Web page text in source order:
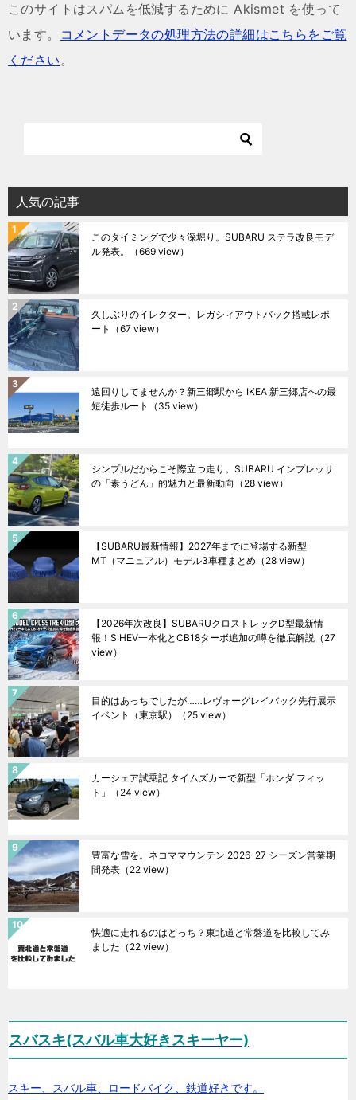
このサイトはスパムを低減するために Akismet を使って
います。
コメントデータの処理方法の詳細はこちらをご覧
ください。
人気の記事
このタイミングで少々深堀り。SUBARU ステラ改良モデ
ル発表。
（669 view）
久しぶりのイレクター。レガシィアウトバック搭載レポ
ート
（67 view）
遠回りしてませんか？新三郷駅から IKEA 新三郷店への最
短徒歩ルート
（35 view）
シンプルだからこそ際立つ走り。SUBARU インプレッサ
の「素うどん」的魅力と最新動向 （28 view）
【SUBARU最新情報】2027年までに登場する新型
MT（マニュアル）モデル3車種まとめ （28 view）
【2026年次改良】SUBARUクロストレックD型最新情
報！S:HEV一本化とCB18ターボ追加の噂を徹底解説 （27
view）
目的はあっちでしたが……レヴォーグレイバック先行展示
イベント（東京駅）
（25 view）
カーシェア試乗記 タイムズカーで新型「ホンダ フィッ
ト」
（24 view）
豊富な雪を。ネコママウンテン 2026-27 シーズン営業期
間発表 （22 view）
快適に走れるのはどっち？東北道と常磐道を比較してみ
ました （22 view）
スバスキ(スバル車大好きスキーヤー)
スキー、スバル車、ロードバイク、鉄道好きです。